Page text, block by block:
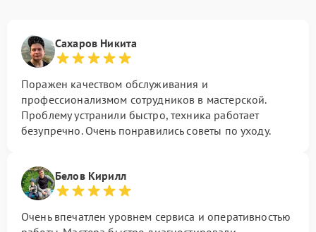
Сахаров Никита
Поражен качеством обслуживания и
профессионализмом сотрудников в мастерской.
Проблему устранили быстро, техника работает
безупречно. Очень понравились советы по уходу.
Белов Кирилл
Очень впечатлен уровнем сервиса и оперативностью